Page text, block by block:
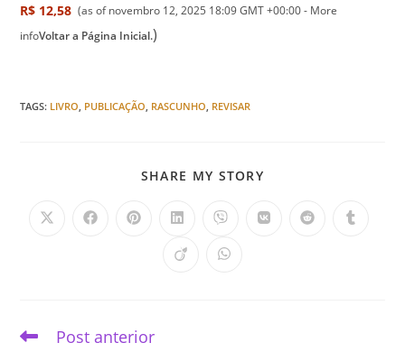
R$ 12,58 (as of novembro 12, 2025 18:09 GMT +00:00 - More
infoVoltar a Página Inicial.)
TAGS: LIVRO, PUBLICAÇÃO, RASCUNHO, REVISAR
SHARE MY STORY
Post anterior